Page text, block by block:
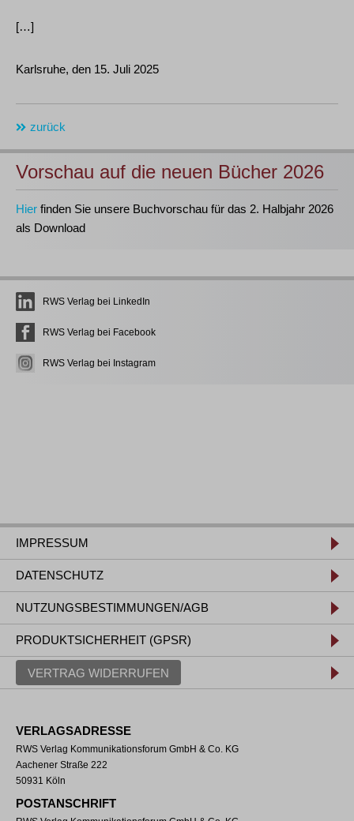
[…]
Karlsruhe, den 15. Juli 2025
zurück
Vorschau auf die neuen Bücher 2026
Hier finden Sie unsere Buchvorschau für das 2. Halbjahr 2026
als Download
RWS Verlag bei LinkedIn
RWS Verlag bei Facebook
RWS Verlag bei Instagram
IMPRESSUM
DATENSCHUTZ
NUTZUNGSBESTIMMUNGEN/AGB
PRODUKTSICHERHEIT (GPSR)
VERTRAG WIDERRUFEN
VERLAGSADRESSE
RWS Verlag Kommunikationsforum GmbH & Co. KG
Aachener Straße 222
50931 Köln
POSTANSCHRIFT